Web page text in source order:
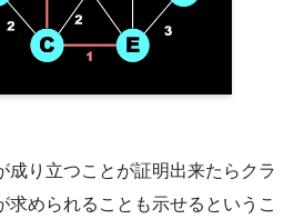
成り立つことが証明出来たらクラ
求められることも示せるというこ